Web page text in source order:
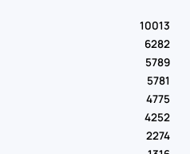
10013
6282
5789
5781
4775
4252
2274